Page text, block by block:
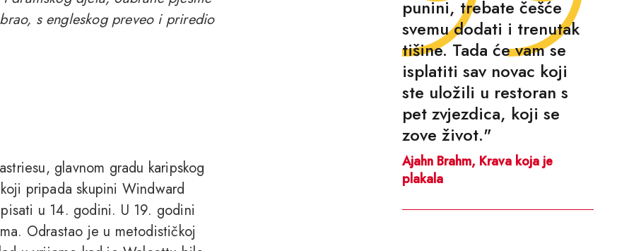
s engleskog preveo i priredio
glavnom gradu karipskog
pripada skupini Windward
u 14. godini. U 19. godini
Odrastao je u metodističkoj
punini, trebate češće
svemu dodati i trenutak
tišine. Tada će vam se
isplatiti sav novac koji
ste uložili u restoran s
pet zvjezdica, koji se
zove život."
Ajahn Brahm, Krava koja je
plakala